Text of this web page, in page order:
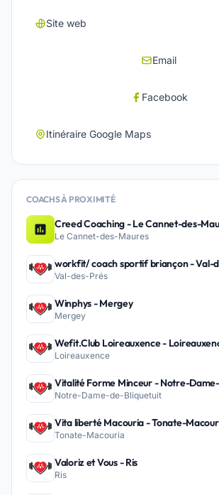
Site web
Email
Facebook
Itinéraire Google Maps
COACHS À PROXIMITÉ
Creed Coaching - Le Cannet-des-
Le Cannet-des-Maures
workfit/ coach sportif briançon - Val-
Val-des-Prés
Winphys - Mergey
Mergey
Wefit.Club Loireauxence -
Loireauxence
Vitalité Forme Minceur - Notre-
Notre-Dame-de-Bliquetuit
Vita liberté Macouria - Tonate-
Tonate-Macouria
Valoriz et Vous - Ris
Ris